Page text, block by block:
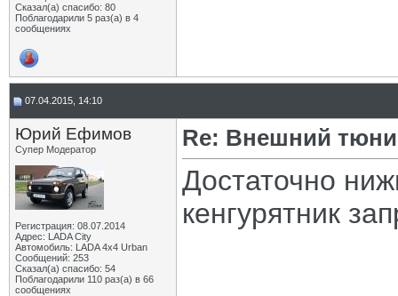
Сказал(а) спасибо: 80
Поблагодарили 5 раз(а) в 4
сообщениях
07.04.2015, 14:10
Юрий Ефимов
Супер Модератор
Регистрация: 08.07.2014
Адрес: LADA City
Автомобиль: LADA 4x4 Urban
Сообщений: 253
Сказал(а) спасибо: 54
Поблагодарили 110 раз(а) в 66
сообщениях
Re: Внешний
Достаточно
кенгурятник